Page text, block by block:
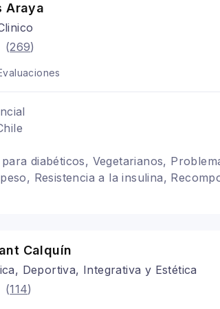
Araya
(269)
diabéticos, Vegetarianos,
Resistencia a la insulina,
Calquín
Deportiva, Integrativa y Estética
(114)